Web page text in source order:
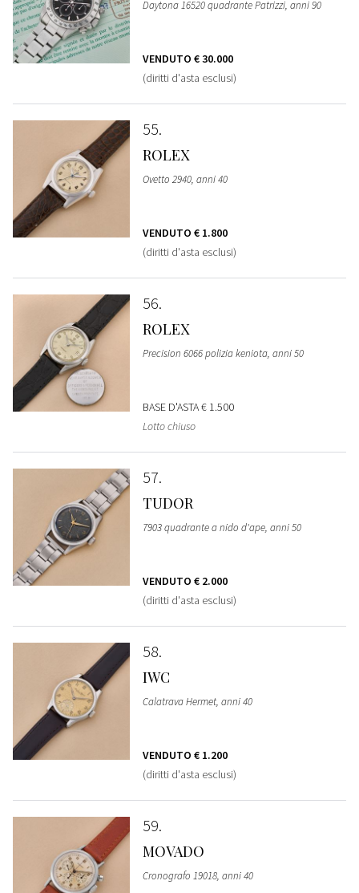
Daytona 16520 quadrante Patrizzi, anni 90
VENDUTO € 30.000
(diritti d'asta esclusi)
55
ROLEX
Ovetto 2940, anni 40
VENDUTO € 1.800
(diritti d'asta esclusi)
56
ROLEX
Precision 6066 polizia keniota, anni 50
BASE D'ASTA€ 1.500
Lotto chiuso
57
TUDOR
7903 quadrante a nido d'ape, anni 50
VENDUTO € 2.000
(diritti d'asta esclusi)
58
IWC
Calatrava Hermet, anni 40
VENDUTO € 1.200
(diritti d'asta esclusi)
59
MOVADO
Cronografo 19018, anni 40